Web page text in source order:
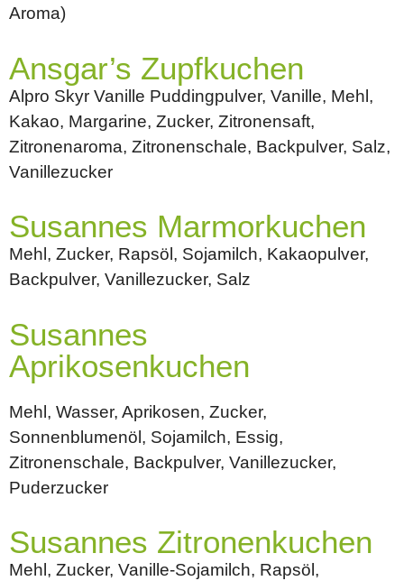
Aroma)
Ansgar’s Zupfkuchen
Alpro Skyr Vanille Puddingpulver, Vanille, Mehl,
Kakao, Margarine, Zucker, Zitronensaft,
Zitronenaroma, Zitronenschale, Backpulver, Salz,
Vanillezucker
Susannes Marmorkuchen
Mehl, Zucker, Rapsöl, Sojamilch, Kakaopulver,
Backpulver, Vanillezucker, Salz
Susannes
Aprikosenkuchen
Mehl, Wasser, Aprikosen, Zucker,
Sonnenblumenöl, Sojamilch, Essig,
Zitronenschale, Backpulver, Vanillezucker,
Puderzucker
Susannes Zitronenkuchen
Mehl, Zucker, Vanille-Sojamilch, Rapsöl,